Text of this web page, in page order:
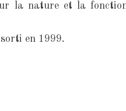
la nature et la
en 1999.